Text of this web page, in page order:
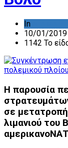
In
10/01/2019
1142 Το
Η παρουσία
σε
λιμανιού του